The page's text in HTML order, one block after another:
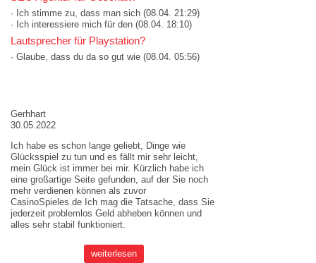
· Ich stimme zu, dass man sich (08.04. 21:29)
· Ich interessiere mich für den (08.04. 18:10)
Lautsprecher für Playstation?
· Glaube, dass du da so gut wie (08.04. 05:56)
Gerhhart
30.05.2022
Ich habe es schon lange geliebt, Dinge wie
Glücksspiel zu tun und es fällt mir sehr leicht,
mein Glück ist immer bei mir. Kürzlich habe ich
eine großartige Seite gefunden, auf der Sie noch
mehr verdienen können als zuvor
CasinoSpieles.de Ich mag die Tatsache, dass Sie
jederzeit problemlos Geld abheben können und
alles sehr stabil funktioniert.
weiterlesen